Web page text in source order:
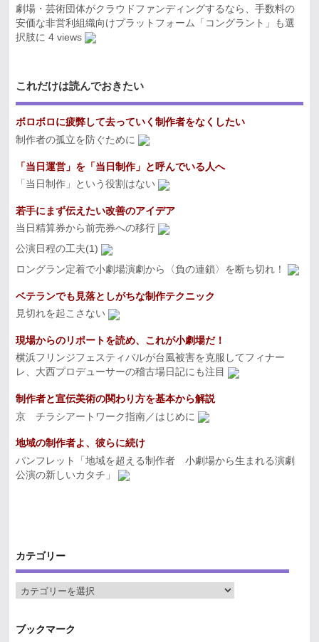
劇場・芸術団体がクラウドファンディングするなら、手数料の
安価な非営利組織向けプラットフォーム「コングラント」も選
択肢に 4 views
これだけは読んでおきたい
ボロボロに疲弊して去っていく制作者をなくしたい
制作者の孤立を防ぐために
「当日運営」を「当日制作」と呼んでいる人へ
「当日制作」という役割はない
若手にまず伝えたい改善のアイデア
当日精算券から前売券への移行
公演日程の工夫(1)
ロングラン定着で小劇場演劇から〈負の連鎖〉を断ち切れ！
ベテランでも見落としがちな制作テクニック
見切れを起こさない
現場からのリポートを読め、これが小劇場だ！
横浜フリンジフェスティバルが台風被害を克服してフィナー
レ、大西プロデューサーの稽古場日記にも注目
制作者と宣伝美術の関わり方を基本から解説
京 チラシアートワーク指南／はじめに
地域の制作者よ、彼らに続け
パンフレット「地域を超える制作者 小劇場から生まれる演劇
公演の新しいカタチ」
カテゴリー
ブックマーク